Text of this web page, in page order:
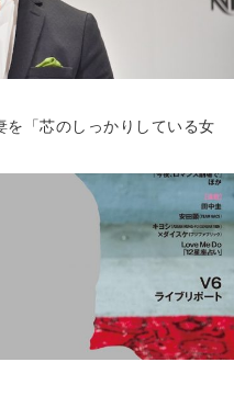
を「芯のしっかりしている女